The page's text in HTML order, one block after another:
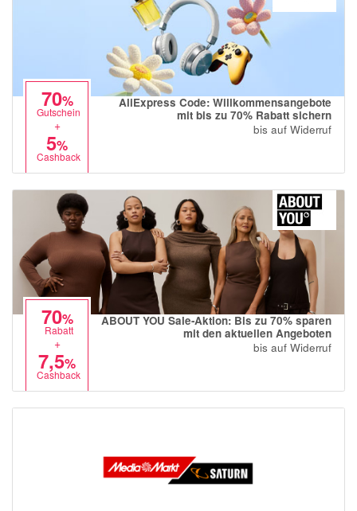
70%
Gutschein
+
5%
Cashback
AliExpress Code: Willkommensangebote
mit bis zu 70% Rabatt sichern
bis auf Widerruf
70%
Rabatt
+
7,5%
Cashback
ABOUT YOU Sale-Aktion: Bis zu 70% sparen
mit den aktuellen Angeboten
bis auf Widerruf